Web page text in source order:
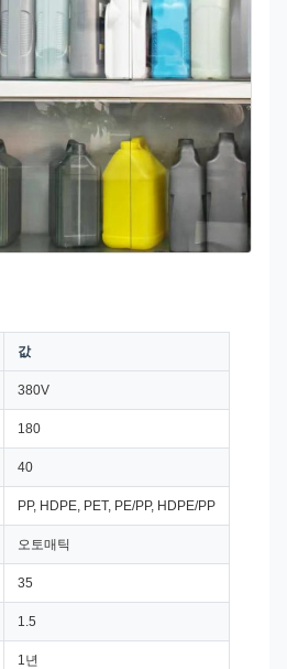
값
380V
180
40
PP, HDPE, PET, PE/PP, HDPE/PP
오토매틱
35
1.5
1년